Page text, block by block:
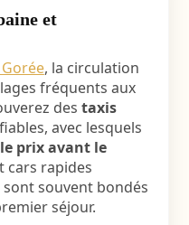
et
, la circulation
fréquents aux
des taxis
avec lesquels
prix avant le
cars rapides
sont souvent bondés
séjour.